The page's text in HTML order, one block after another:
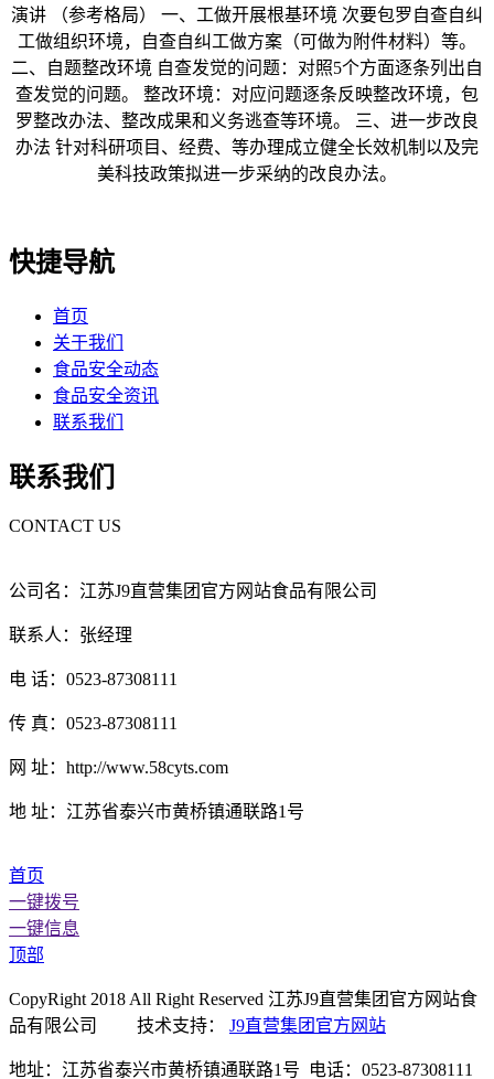
演讲 （参考格局） 一、工做开展根基环境 次要包罗自查自纠
工做组织环境，自查自纠工做方案（可做为附件材料）等。
二、自题整改环境 自查发觉的问题：对照5个方面逐条列出自
查发觉的问题。 整改环境：对应问题逐条反映整改环境，包
罗整改办法、整改成果和义务逃查等环境。 三、进一步改良
办法 针对科研项目、经费、等办理成立健全长效机制以及完
美科技政策拟进一步采纳的改良办法。
快捷导航
首页
关于我们
食品安全动态
食品安全资讯
联系我们
联系我们
CONTACT US
公司名：江苏J9直营集团官方网站食品有限公司
联系人：张经理
电 话：0523-87308111
传 真：0523-87308111
网 址：http://www.58cyts.com
地 址：江苏省泰兴市黄桥镇通联路1号
首页
一键拨号
一键信息
顶部
CopyRight 2018 All Right Reserved 江苏J9直营集团官方网站食
品有限公司 技术支持： J9直营集团官方网站
地址：江苏省泰兴市黄桥镇通联路1号 电话：0523-87308111